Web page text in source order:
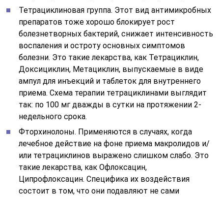
Тетрациклиновая группа. Этот вид антимикробных
препаратов тоже хорошо блокирует рост
болезнетворных бактерий, снижает интенсивность
воспаления и остроту основных симптомов
болезни. Это такие лекарства, как Тетрациклин,
Доксициклин, Метациклин, выпускаемые в виде
ампул для инъекций и таблеток для внутреннего
приема. Схема терапии тетрациклинами выглядит
так: по 100 мг дважды в сутки на протяжении 2-
недельного срока.
Фторхинолоны. Применяются в случаях, когда
лечебное действие на фоне приема макролидов и/
или тетрациклинов выражено слишком слабо. Это
такие лекарства, как Офлоксацин,
Ципрофлоксацин. Специфика их воздействия
состоит в том, что они подавляют не сами